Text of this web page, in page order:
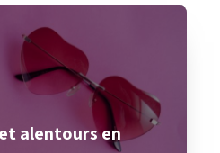
alentours en